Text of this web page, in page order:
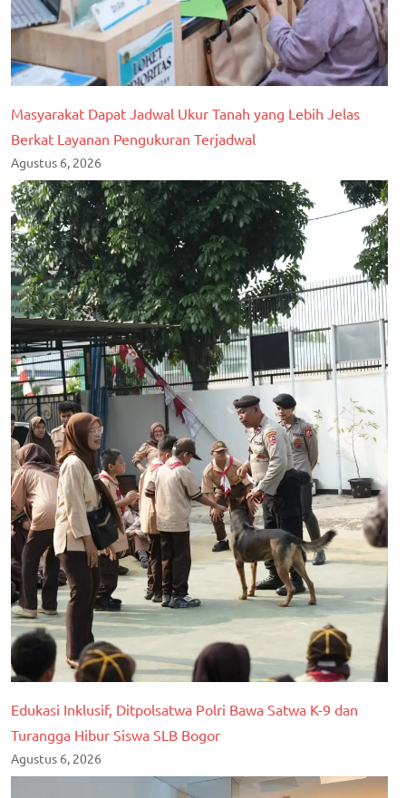
Masyarakat Dapat Jadwal Ukur Tanah yang Lebih Jelas
Berkat Layanan Pengukuran Terjadwal
Agustus 6, 2026
Edukasi Inklusif, Ditpolsatwa Polri Bawa Satwa K-9 dan
Turangga Hibur Siswa SLB Bogor
Agustus 6, 2026